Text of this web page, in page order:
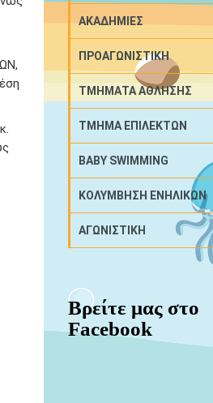
ΑΚΑΔΗΜΙΕΣ
ΠΡΟΑΓΩΝΙΣΤΙΚΗ
ΤΜΗΜΑΤΑ ΑΘΛΗΣΗΣ
ΤΜΗΜΑ ΕΠΙΛΕΚΤΩΝ
BABY SWIMMING
ΚΟΛΥΜΒΗΣΗ ΕΝΗΛΙΚΩΝ
ΑΓΩΝΙΣΤΙΚΗ
Βρείτε μας στο
Facebook